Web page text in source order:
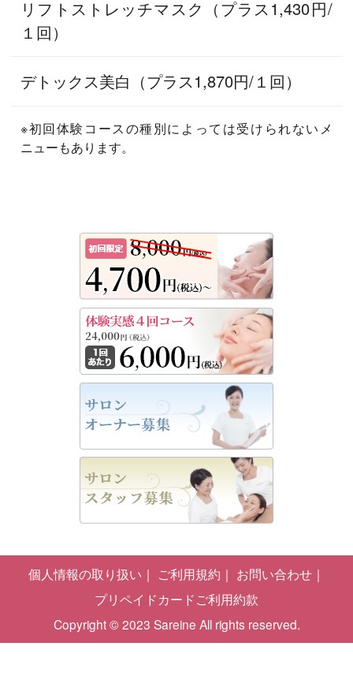
リフトストレッチマスク（プラス1,430円/
１回）
デトックス美白（プラス1,870円/１回）
※初回体験コースの種別によっては受けられないメ
ニューもあります。
個人情報の取り扱い ご利用規約
お問い合わせ
プリペイドカードご利用約款
Copyright © 2023 Sareine All rights reserved.